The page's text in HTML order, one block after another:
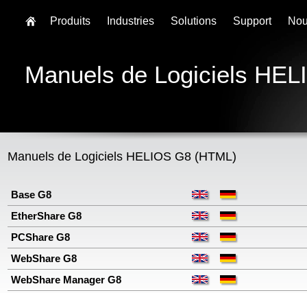
Manuels de Logiciels
Manuels de Logiciels HELIOS G8 (HTML)
Base G8
EtherShare G8
PCShare G8
WebShare G8
WebShare Manager G8
Produits Industries Solutions Support